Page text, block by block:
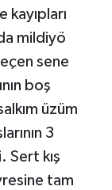
mildiyö
sene
boş
üzüm
3
Sert kış
tam